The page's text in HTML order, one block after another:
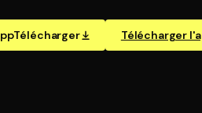
Télécharger Télécharger